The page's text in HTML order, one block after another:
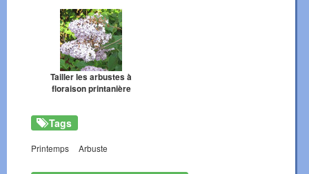
Tailler les arbustes à
floraison printanière
Tags
Printemps Arbuste